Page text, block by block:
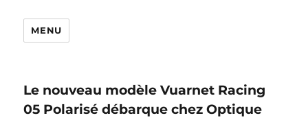
MENU
Le nouveau modèle Vuarnet Racing
05 Polarisé débarque chez Optique